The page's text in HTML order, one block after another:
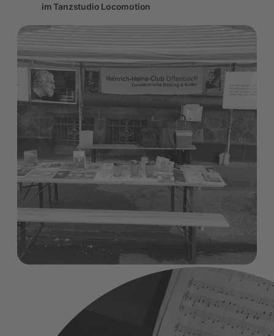
im Tanzstudio Locomotion